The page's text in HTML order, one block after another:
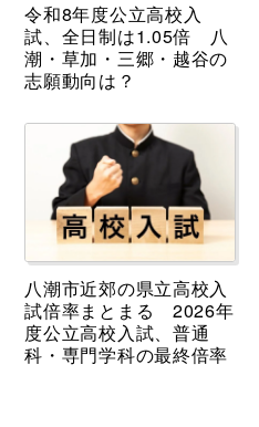
令和8年度公立高校入
試、全日制は1.05倍 八
潮・草加・三郷・越谷の
志願動向は？
八潮市近郊の県立高校入
試倍率まとまる 2026年
度公立高校入試、普通
科・専門学科の最終倍率